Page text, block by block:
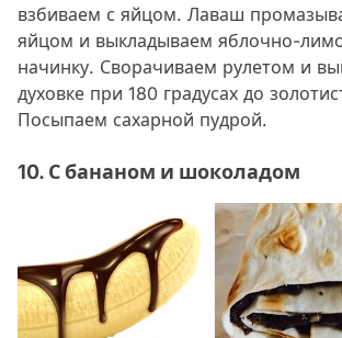
взбиваем с яйцом. Лаваш
яйцом и выкладываем яблочно-
начинку. Сворачиваем рулетом и
духовке при 180 градусах до
Посыпаем сахарной пудрой.
10. С бананом и шоколадом